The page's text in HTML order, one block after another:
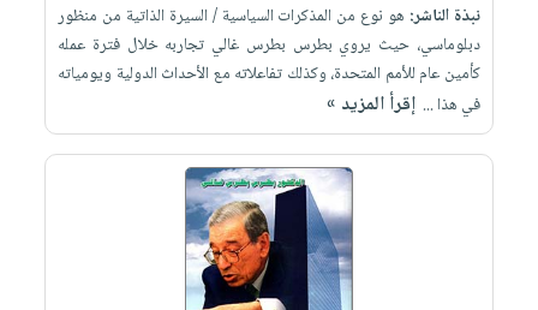
نبذة الناشر: هو نوع من المذكرات السياسية / السيرة الذاتية من منظور
دبلوماسي، حيث يروي بطرس بطرس غالي تجاربه خلال فترة عمله
كأمين عام للأمم المتحدة، وكذلك تفاعلاته مع الأحداث الدولية ويومياته
في هذا ... إقرأ المزيد »